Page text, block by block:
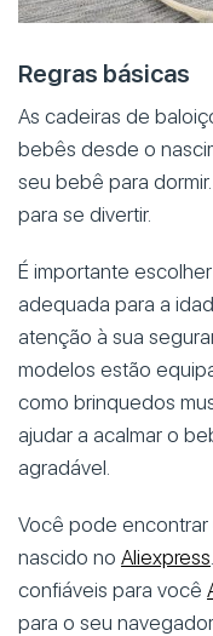
Regras básicas
As cadeiras de
bebês desde o
seu bebê para
para se divertir.
É importante
adequada para a
atenção à sua
modelos estão
como brinquedos
ajudar a acalmar o
agradável.
Você pode
nascido no Aliexpress
confiáveis para você
para o seu